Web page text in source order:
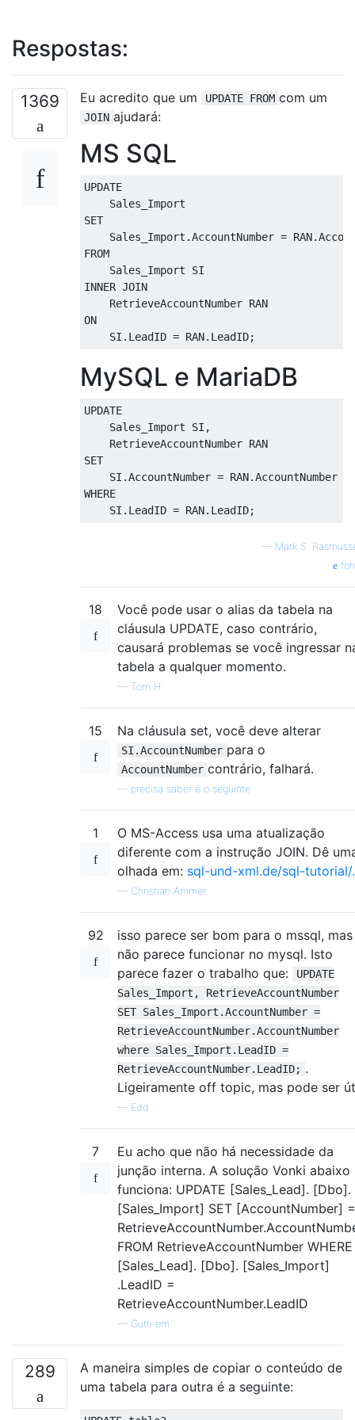
Respostas:
1369 Eu acredito que um UPDATE FROM com um
JOIN ajudará:
MS SQL
UPDATE
    Sales_Import
SET
    Sales_Import
.AccountNumber = RAN.
FROM
    Sales_Import SI
INNER JOIN
    RetrieveAccountNumber RAN
ON
    SI
. LeadID = RAN. LeadID;
MySQL e MariaDB
UPDATE
    Sales_Import SI
,
    RetrieveAccountNumber RAN
SET
    SI
.AccountNumber = RAN.AccountNumber
WHERE
    SI
. LeadID = RAN. LeadID;
— Mark S.
18
Você pode usar o alias da tabela na
cláusula UPDATE, caso contrário,
causará problemas se você ingressar
tabela a qualquer momento.
— Tom H
15 Na cláusula set, você deve alterar
SI.AccountNumber para o
AccountNumber contrário, falhará.
precisa saber é o seguinte
1
O MS-Access usa uma atualização
diferente com a instrução JOIN. Dê
olhada em: sql-und-xml.de/sql-
— Christian Ammer
92
isso parece ser bom para o mssql, mas
não parece funcionar no mysql. Isto
parece fazer o trabalho que:
UPDATE
Sales_Import, RetrieveAccountNumber
SET Sales_Import.AccountNumber =
RetrieveAccountNumber.AccountNumber
where Sales_Import.LeadID =
RetrieveAccountNumber.LeadID; .
Ligeiramente off topic, mas pode ser
— Edd
7
Eu acho que não há necessidade da
junção interna. A solução Vonki abaixo
funciona: UPDATE [Sales_Lead]. [Dbo].
[Sales_Import] SET [AccountNumber] =
FROM RetrieveAccountNumber WHERE
[Sales_Lead]. [Dbo]. [Sales_Import]
.LeadID =
RetrieveAccountNumber.LeadID
— Gutti em
289
A maneira simples de copiar o conteúdo de
uma tabela para outra é a seguinte: